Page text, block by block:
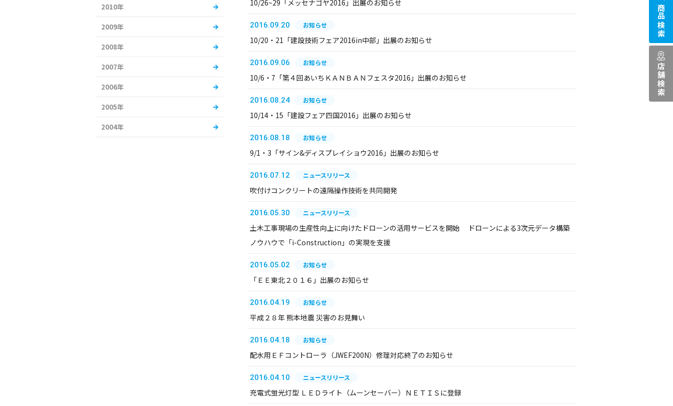
10/26~29「メッセナゴヤ2016」出展のお知らせ
2016.09.20 お知らせ
10/20・21「建設技術フェア2016in中部」出展のお知らせ
2016.09.06 お知らせ
10/6・7「第４回あいちＫＡＮＢＡＮフェスタ2016」出展のお知らせ
2016.08.24 お知らせ
10/14・15「建設フェア四国2016」出展のお知らせ
2016.08.18 お知らせ
9/1・3「サイン&ディスプレイショウ2016」出展のお知らせ
2016.07.12 ニュースリリース
吹付けコンクリートの遠隔操作技術を共同開発
2016.05.30 ニュースリリース
土木工事現場の生産性向上に向けたドローンの活用サービスを開始 ドローンによる3次元データ構築
ノウハウで「i-Construction」の実現を支援
2016.05.02 お知らせ
「ＥＥ東北２０１６」出展のお知らせ
2016.04.19 お知らせ
平成２８年 熊本地震 災害のお見舞い
2016.04.18 お知らせ
配水用ＥＦコントローラ（JWEF200N）修理対応終了のお知らせ
2016.04.10 ニュースリリース
充電式蛍光灯型 ＬＥＤライト（ムーンセーバー）ＮＥＴＩＳに登録
2010年
2009年
2008年
2007年
2006年
2005年
2004年
商品検索
店舗検索